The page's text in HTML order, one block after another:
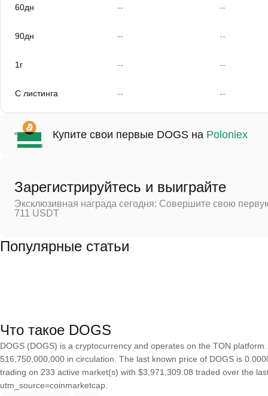
60дн -- --
90дн -- --
1г -- --
С листинга -- --
Купите свои первые DOGS на Poloniex
Зарегистрируйтесь и выиграйте
Эксклюзивная награда сегодня: Совершите свою
711 USDT
Популярные статьи
Что такое DOGS
DOGS (DOGS) is a cryptocurrency and operates on the TON
516,750,000,000 in circulation. The last known price of DOGS is
trading on 233 active market(s) with $3,971,309.08 traded over the
utm_source=coinmarketcap.